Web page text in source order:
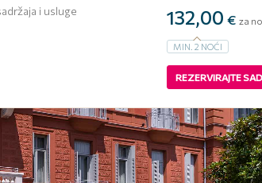
i usluge
132,00 € za
MIN. 2 NOĆI
REZERVIRAJTE